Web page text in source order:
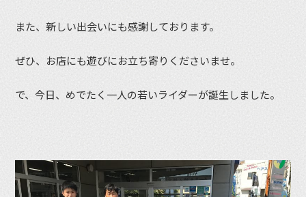
また、新しい出会いにも感謝しております。
ぜひ、お店にも遊びにお立ち寄りくださいませ。
で、今日、めでたく一人の若いライダーが誕生しました。